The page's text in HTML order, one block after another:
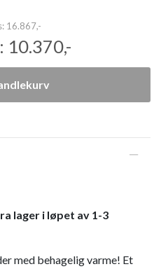
16.867,-
10.370,-
lager i løpet av 1-3
med behagelig varme! Et